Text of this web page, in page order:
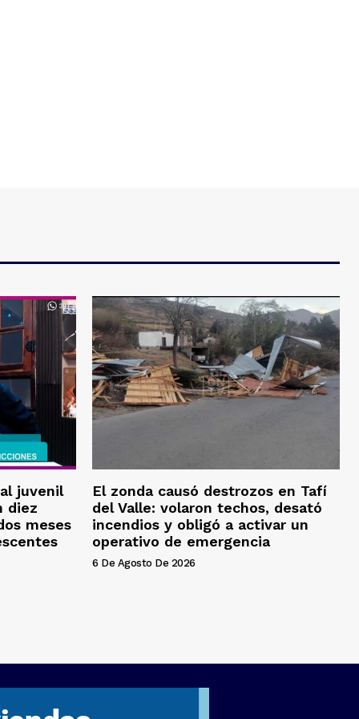
juvenil
diez
meses
El zonda causó destrozos en Tafí
del Valle: volaron techos, desató
incendios y obligó a activar un
operativo de emergencia
6 De Agosto De 2026